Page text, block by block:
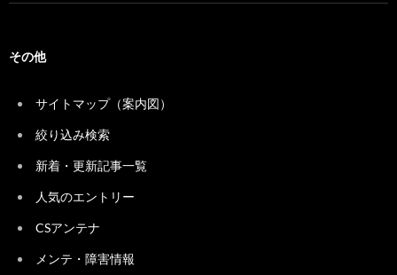
その他
サイトマップ（案内図）
絞り込み検索
新着・更新記事一覧
人気のエントリー
CSアンテナ
メンテ・障害情報